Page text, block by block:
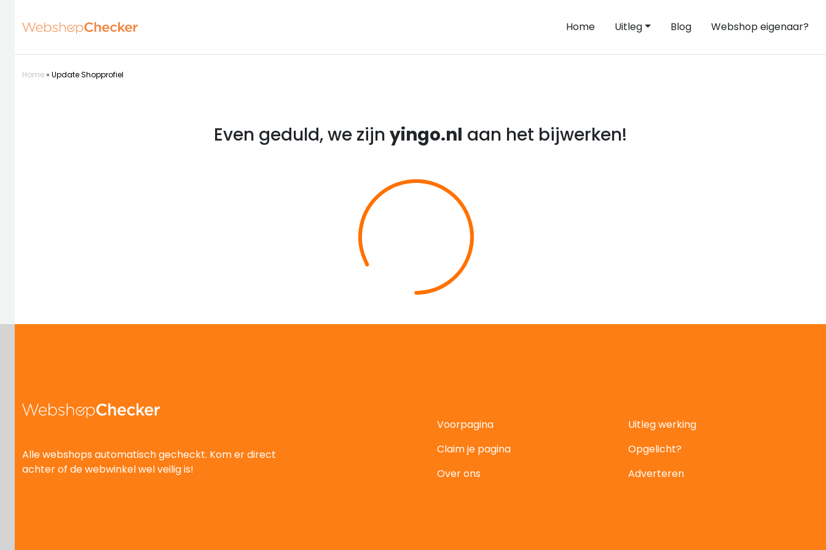
Home Uitleg Blog Webshop eigenaar?
Home» Update Shopprofiel
Even geduld, we zijn yingo.nl aan het bijwerken!
Alle webshops automatisch gecheckt. Kom er direct
achter of de webwinkel wel veilig is!
Voorpagina
Uitleg werking
Claim je pagina
Opgelicht?
Over ons
Adverteren